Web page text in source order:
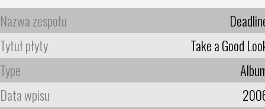
Nazwa zespołu
Tytuł płyty
Take a Good
Type
Data wpisu